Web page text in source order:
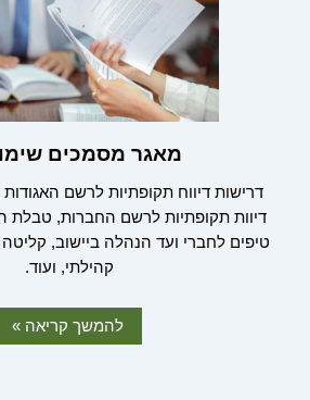
מאגר מסמכים
דרישות דיווח תקופתיות לרשם
דיוות תקופתיות לרשם החברות, טבלת
טיפים לחברי ועד הנהלה ביישוב, קליטה
קהילתי, ועוד.
להמשך קריאה »